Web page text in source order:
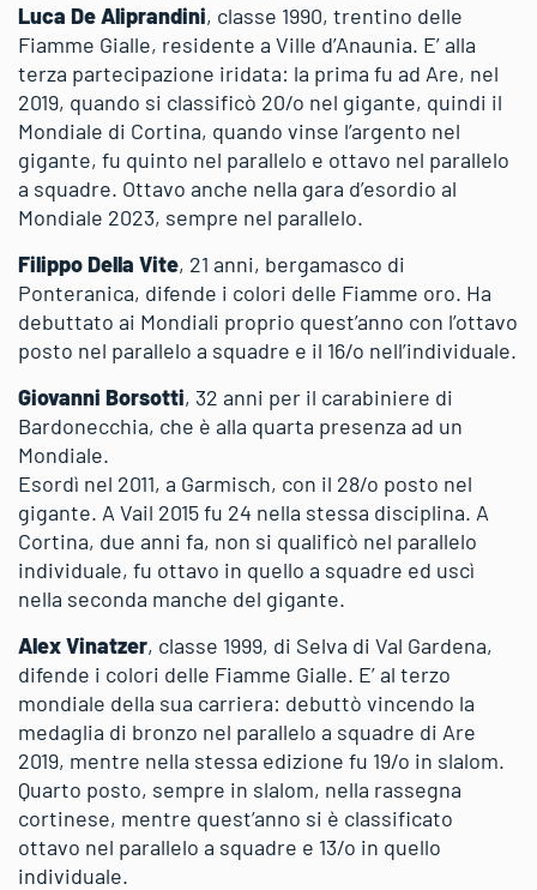
Luca De Aliprandini, classe 1990, trentino delle
Fiamme Gialle, residente a Ville d’Anaunia. E’ alla
terza partecipazione iridata: la prima fu ad Are, nel
2019, quando si classificò 20/o nel gigante, quindi il
Mondiale di Cortina, quando vinse l’argento nel
gigante, fu quinto nel parallelo e ottavo nel parallelo
a squadre. Ottavo anche nella gara d’esordio al
Mondiale 2023, sempre nel parallelo.
Filippo Della Vite, 21 anni, bergamasco di
Ponteranica, difende i colori delle Fiamme oro. Ha
debuttato ai Mondiali proprio quest’anno con l’ottavo
posto nel parallelo a squadre e il 16/o nell’individuale.
Giovanni Borsotti, 32 anni per il carabiniere di
Bardonecchia, che è alla quarta presenza ad un
Mondiale.
Esordì nel 2011, a Garmisch, con il 28/o posto nel
gigante. A Vail 2015 fu 24 nella stessa disciplina. A
Cortina, due anni fa, non si qualificò nel parallelo
individuale, fu ottavo in quello a squadre ed uscì
nella seconda manche del gigante.
Alex Vinatzer, classe 1999, di Selva di Val Gardena,
difende i colori delle Fiamme Gialle. E’ al terzo
mondiale della sua carriera: debuttò vincendo la
medaglia di bronzo nel parallelo a squadre di Are
2019, mentre nella stessa edizione fu 19/o in slalom.
Quarto posto, sempre in slalom, nella rassegna
cortinese, mentre quest’anno si è classificato
ottavo nel parallelo a squadre e 13/o in quello
individuale.